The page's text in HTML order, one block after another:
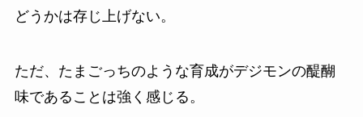
どうかは存じ上げない。
ただ、たまごっちのような育成がデジモンの醍醐
味であることは強く感じる。